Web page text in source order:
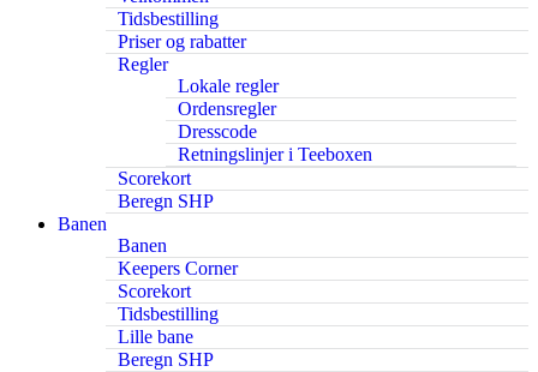
Tidsbestilling
Priser og rabatter
Regler
Lokale regler
Ordensregler
Dresscode
Retningslinjer i Teeboxen
Scorekort
Beregn SHP
Banen
Banen
Keepers Corner
Scorekort
Tidsbestilling
Lille bane
Beregn SHP